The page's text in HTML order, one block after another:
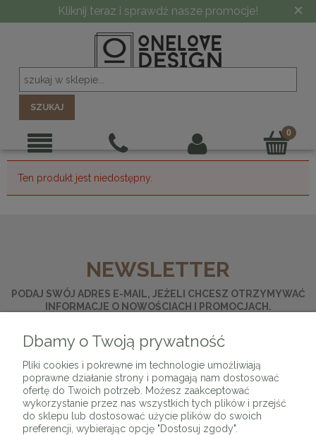
Kliknij teraz i sprawdź nasze promocje! ×
SZUKAJ
Ten produkt jest niedostępny.
NEWSLETTER
PODAJ SWÓJ ADRES E-MAIL, JEŻELI CHCESZ OTRZYMYWAĆ
INFORMACJE O NOWOŚCIACH I PROMOCJACH.
Dbamy o Twoją prywatność
Pliki cookies i pokrewne im technologie umożliwiają
poprawne działanie strony i pomagają nam dostosować
ofertę do Twoich potrzeb. Możesz zaakceptować
wykorzystanie przez nas wszystkich tych plików i przejść
do sklepu lub dostosować użycie plików do swoich
preferencji, wybierając opcję "Dostosuj zgody".